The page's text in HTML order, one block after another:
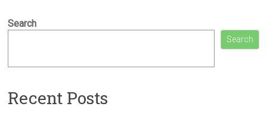
Search
Search
Recent Posts